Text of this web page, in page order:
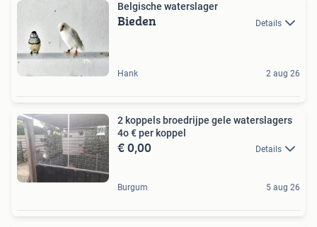
Belgische waterslager
Bieden Details
Hank 2 aug 26
2 koppels broedrijpe gele waterslagers
4o € per koppel
€ 0,00 Details
Burgum 5 aug 26